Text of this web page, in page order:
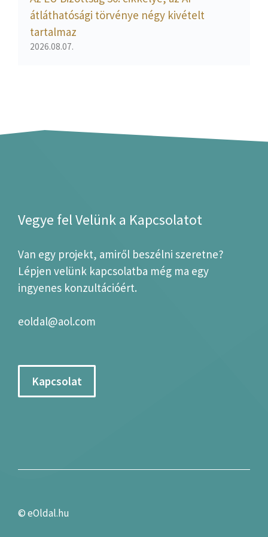
átláthatósági törvénye négy kivételt
tartalmaz
2026.08.07.
Vegye fel Velünk a Kapcsolatot
Van egy projekt, amiről beszélni szeretne?
Lépjen velünk kapcsolatba még ma egy
ingyenes konzultációért.
eoldal@aol.com
Kapcsolat
©eOldal.hu